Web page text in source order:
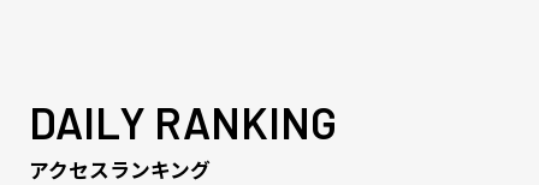
DAILY RANKING
アクセスランキング